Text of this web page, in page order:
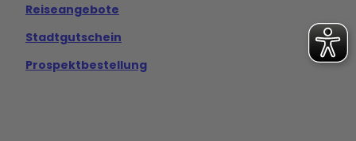
Reiseangebote
Stadtgutschein
Prospektbestellung